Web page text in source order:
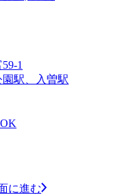
1
駅、入曽駅
に進む